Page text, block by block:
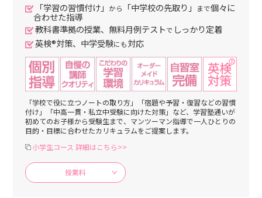
「学習の習慣付け」 から 「中学校の先取り」 まで個々に
合わせた指導
教科書準拠の授業、無料月例テストで しっかり定着
英検®対策、中学受験にも対応
「学校で役に立つノートの取り方」「宿題や予習・復習などの習慣
付け」「中高一貫・私立中受験に向けた対策」など、学習塾通いが
初めてのお子様から受験生まで、マンツーマン指導で一人ひとりの
目的・目標に合わせたカリキュラムをご提案します。
小学生コース 詳細はこちら>>
授業料